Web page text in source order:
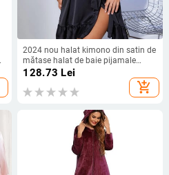
2024 nou halat kimono din satin de
mătase halat de baie pijamale
femei halate de domnișoară de
onoare toamnă sexy îmbrăcăminte
moale pentru femeie acasă rochii
128.73 Lei
add_shopping_cart